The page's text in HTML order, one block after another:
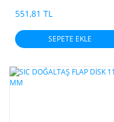
551,81 TL
SEPETE EKLE